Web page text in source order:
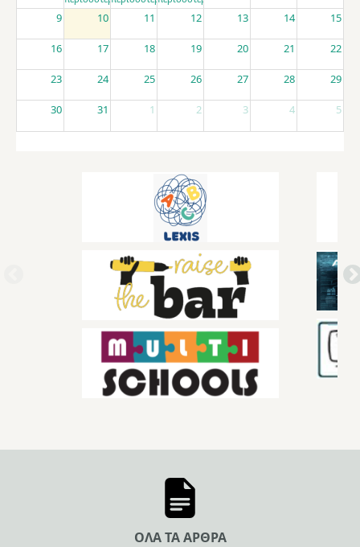
9 10 11 12 13 14 15
16 17 18 19 20 21 22
23 24 25 26 27 28 29
30 31 1 2 3 4 5
ΟΛΑ ΤΑ ΑΡΘΡΑ